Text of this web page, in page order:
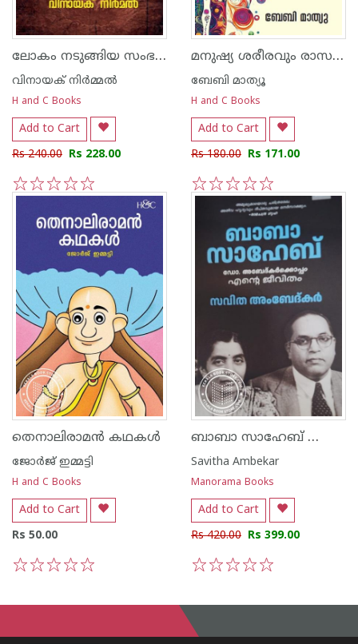
ലോകം നടുങ്ങിയ സംഭവങ്ങൾ
വിനായക് നിര്‍മ്മല്‍
H and C Books
Add to Cart
Rs 240.00 Rs 228.00
5
4
3
2
1
മനുഷ്യ ശരീരവും രാസ പദാർത്ഥങ്ങളും
ബേബി മാത്യൂ
H and C Books
Add to Cart
Rs 180.00 Rs 171.00
5
4
3
2
1
തെനാലിരാമൻ കഥകൾ
ജോര്‍ജ് ഇമ്മട്ടി
H and C Books
Add to Cart
Rs 50.00
ബാബാ സാഹേബ് ഡോ. അബേദ്കർക്കൊപ്പം എൻ്റെ ജീവിതം
Savitha Ambekar
Manorama Books
Add to Cart
Rs 420.00 Rs 399.00